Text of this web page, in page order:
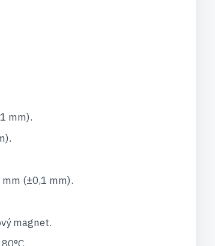
mm).
(±0,1 mm).
magnet.